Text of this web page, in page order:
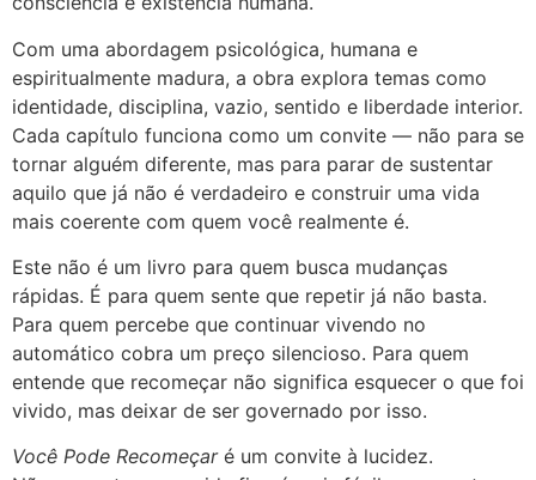
Com uma abordagem psicológica, humana e
espiritualmente madura, a obra explora temas como
identidade, disciplina, vazio, sentido e liberdade interior.
Cada capítulo funciona como um convite — não para se
tornar alguém diferente, mas para parar de sustentar
aquilo que já não é verdadeiro e construir uma vida
mais coerente com quem você realmente é.
Este não é um livro para quem busca mudanças
rápidas. É para quem sente que repetir já não basta.
Para quem percebe que continuar vivendo no
automático cobra um preço silencioso. Para quem
entende que recomeçar não significa esquecer o que foi
vivido, mas deixar de ser governado por isso.
Você Pode Recomeçaré um convite à lucidez.